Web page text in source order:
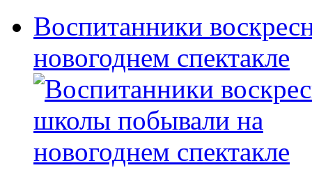
Воспитанники
новогоднем спектакле